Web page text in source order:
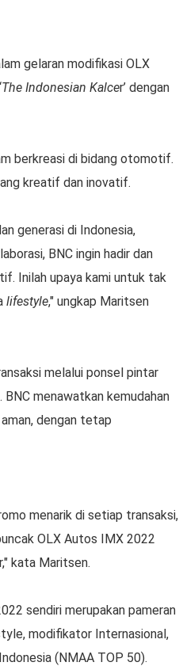
gelaran modifikasi OLX
The Indonesian Kalcer’ dengan
berkreasi di bidang otomotif.
kreatif dan inovatif.
generasi di Indonesia,
BNC ingin hadir dan
Inilah upaya kami untuk tak
lifestyle," ungkap Maritsen
melalui ponsel pintar
menawatkan kemudahan
dengan tetap
menarik di setiap transaksi,
OLX Autos IMX 2022
kata Maritsen.
sendiri merupakan pameran
modifikator Internasional,
(NMAA TOP 50).